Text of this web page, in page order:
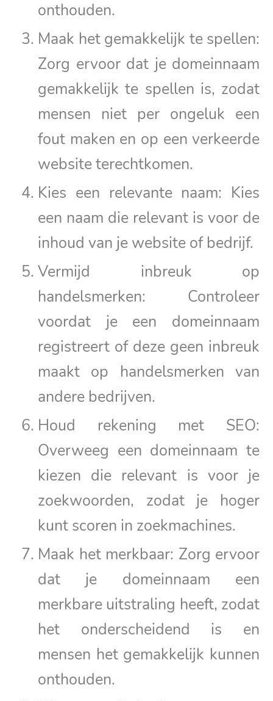
onthouden.
Maak het gemakkelijk te spellen:
Zorg ervoor dat je domeinnaam
gemakkelijk te spellen is, zodat
mensen niet per ongeluk een
fout maken en op een verkeerde
website terechtkomen.
Kies een relevante naam: Kies
een naam die relevant is voor de
inhoud van je website of bedrijf.
Vermijd inbreuk op
handelsmerken: Controleer
voordat je een domeinnaam
registreert of deze geen inbreuk
maakt op handelsmerken van
andere bedrijven.
Houd rekening met SEO:
Overweeg een domeinnaam te
kiezen die relevant is voor je
zoekwoorden, zodat je hoger
kunt scoren in zoekmachines.
Maak het merkbaar: Zorg ervoor
dat je domeinnaam een
merkbare uitstraling heeft, zodat
het onderscheidend is en
mensen het gemakkelijk kunnen
onthouden.